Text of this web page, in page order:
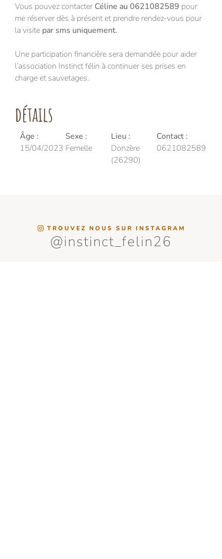
Vous pouvez contacter Céline au 0621082589 pour
me réserver dès à présent et prendre rendez-vous pour
la visite par sms uniquement.
Une participation financière sera demandée pour aider
l’association Instinct félin à continuer ses prises en
charge et sauvetages.
détails
Âge :
15/04/2023
Sexe :
Femelle
Lieu :
Donzère
(26290)
Contact :
0621082589
TROUVEZ NOUS SUR INSTAGRAM
@instinct_felin26